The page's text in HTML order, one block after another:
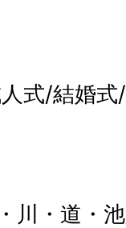
/結婚式/
道・池/